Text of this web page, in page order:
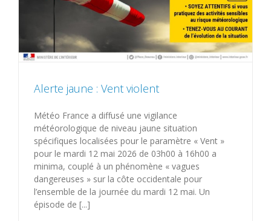
Alerte jaune : Vent violent
Météo France a diffusé une vigilance
météorologique de niveau jaune situation
spécifiques localisées pour le paramètre « Vent »
pour le mardi 12 mai 2026 de 03h00 à 16h00 a
minima, couplé à un phénomène « vagues
dangereuses » sur la côte occidentale pour
l’ensemble de la journée du mardi 12 mai. Un
épisode de [...]